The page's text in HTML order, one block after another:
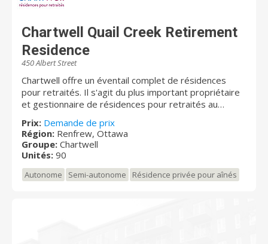
Chartwell Quail Creek Retirement
Residence
450 Albert Street
Chartwell offre un éventail complet de résidences
pour retraités. Il s'agit du plus important propriétaire
et gestionnaire de résidences pour retraités au
résidents et emploie environ 3 000 personnes qui
adhèrent à sa vision « Dédiés à votre mieux-être ».
Pour de plus amples renseignements, veuillez visiter
Prix: Demande de prix
Région: Renfrew, Ottawa
Groupe: Chartwell
Unités: 90
Autonome Semi-autonome Résidence privée pour aînés